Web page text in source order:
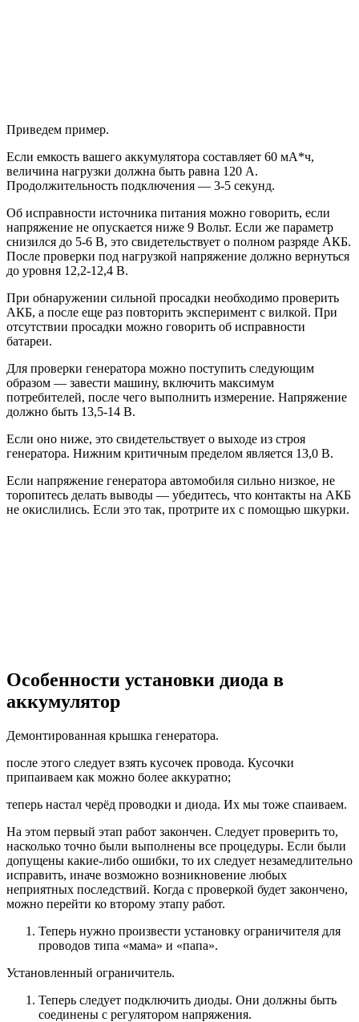
Приведем пример.
Если емкость вашего аккумулятора составляет 60 мА*ч,
величина нагрузки должна быть равна 120 А.
Продолжительность подключения — 3-5 секунд.
Об исправности источника питания можно говорить, если
напряжение не опускается ниже 9 Вольт. Если же параметр
снизился до 5-6 В, это свидетельствует о полном разряде АКБ.
После проверки под нагрузкой напряжение должно вернуться
до уровня 12,2-12,4 В.
При обнаружении сильной просадки необходимо проверить
АКБ, а после еще раз повторить эксперимент с вилкой. При
отсутствии просадки можно говорить об исправности
батареи.
Для проверки генератора можно поступить следующим
образом — завести машину, включить максимум
потребителей, после чего выполнить измерение. Напряжение
должно быть 13,5-14 В.
Если оно ниже, это свидетельствует о выходе из строя
генератора. Нижним критичным пределом является 13,0 В.
Если напряжение генератора автомобиля сильно низкое, не
торопитесь делать выводы — убедитесь, что контакты на АКБ
не окислились. Если это так, протрите их с помощью шкурки.
Особенности установки диода в
аккумулятор
Демонтированная крышка генератора.
после этого следует взять кусочек провода. Кусочки
припаиваем как можно более аккуратно;
теперь настал черёд проводки и диода. Их мы тоже спаиваем.
На этом первый этап работ закончен. Следует проверить то,
насколько точно были выполнены все процедуры. Если были
допущены какие-либо ошибки, то их следует незамедлительно
исправить, иначе возможно возникновение любых
неприятных последствий. Когда с проверкой будет закончено,
можно перейти ко второму этапу работ.
Теперь нужно произвести установку ограничителя для
проводов типа «мама» и «папа».
Установленный ограничитель.
Теперь следует подключить диоды. Они должны быть
соединены с регулятором напряжения.